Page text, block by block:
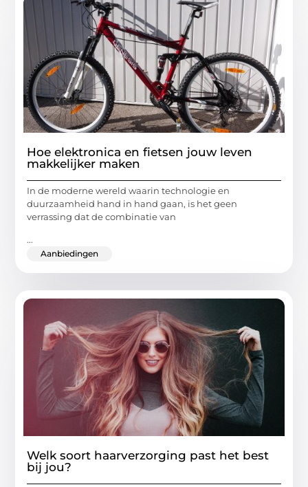
Hoe elektronica en fietsen jouw leven
makkelijker maken
In de moderne wereld waarin technologie en
duurzaamheid hand in hand gaan, is het geen
verrassing dat de combinatie van
...
Aanbiedingen
Welk soort haarverzorging past het best
bij jou?